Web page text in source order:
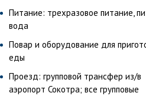
Питание: трехразовое питание,
вода
Повар и оборудование для
еды
Проезд: групповой трансфер из/в
аэропорт Сокотра; все групповые